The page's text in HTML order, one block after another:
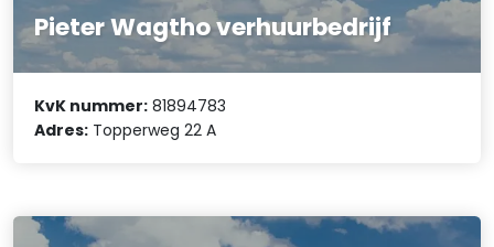
Pieter Wagtho verhuurbedrijf
KvK nummer: 81894783
Adres: Topperweg 22 A